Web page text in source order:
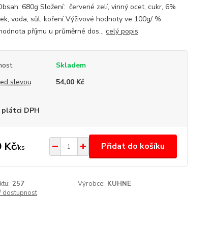
680g Složení: červené zelí, vinný ocet, cukr, 6%
voda, sůl, koření Výživové hodnoty ve 100g/ %
příjmu u průměrné dos... celý popis
Skladem
slevou
54,00 Kč
plátci DPH
Kč/ks Přidat do košíku
257 Výrobce: KUHNE
dostupnost